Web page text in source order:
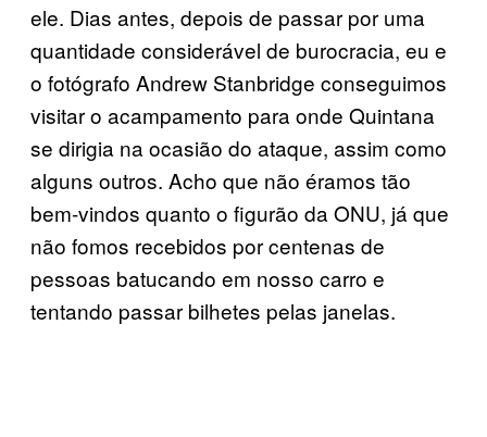
ele. Dias antes, depois de passar por uma
quantidade considerável de burocracia, eu e
o fotógrafo Andrew Stanbridge conseguimos
visitar o acampamento para onde Quintana
se dirigia na ocasião do ataque, assim como
alguns outros. Acho que não éramos tão
bem-vindos quanto o figurão da ONU, já que
não fomos recebidos por centenas de
pessoas batucando em nosso carro e
tentando passar bilhetes pelas janelas.